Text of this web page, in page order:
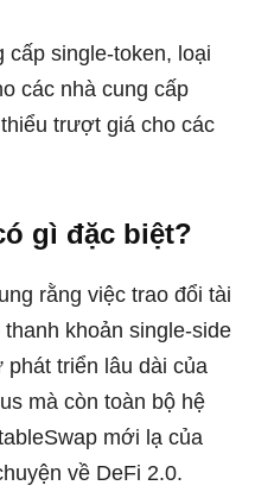
cấp single-token, loại
các nhà cung cấp
trượt giá cho các
gì đặc biệt?
rằng việc trao đổi tài
khoản single-side
triển lâu dài của
mà còn toàn bộ hệ
mới lạ của
về DeFi 2.0.